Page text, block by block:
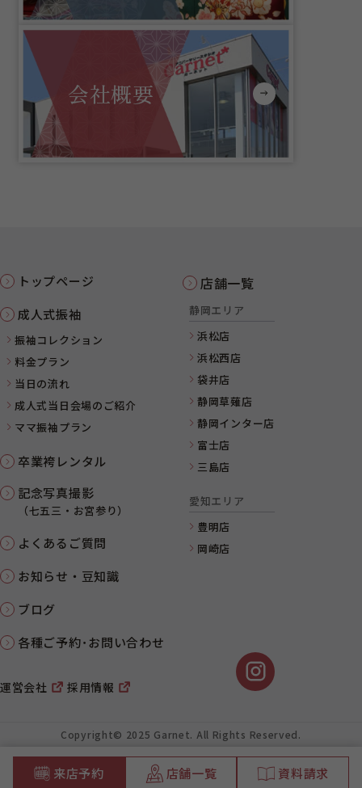
会社概要
トップページ
成人式振袖
振袖コレクション
料金プラン
当日の流れ
成人式当日会場のご紹介
ママ振袖プラン
卒業袴レンタル
記念写真撮影
（七五三・お宮参り）
よくあるご質問
お知らせ・豆知識
ブログ
各種ご予約･お問い合わせ
店舗一覧
静岡エリア
浜松店
浜松西店
袋井店
静岡草薙店
静岡インター店
富士店
三島店
愛知エリア
豊明店
岡崎店
運営会社 採用情報
Copyright© 2025 Garnet. All Rights Reserved.
来店予約 店舗一覧 資料請求